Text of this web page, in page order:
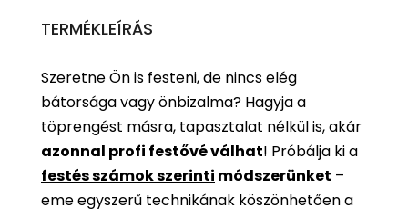
TERMÉKLEÍRÁS
Szeretne Ön is festeni, de nincs elég
bátorsága vagy önbizalma? Hagyja a
töprengést másra, tapasztalat nélkül is, akár
azonnal profi festővé válhat! Próbálja ki a
festés számok szerinti módszerünket –
eme egyszerű technikának köszönhetően a